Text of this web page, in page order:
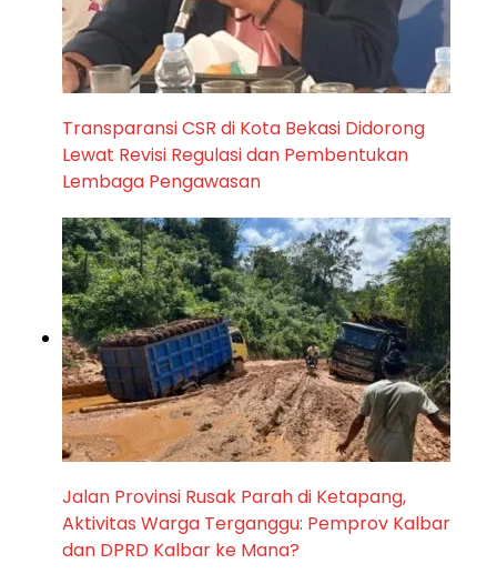
Transparansi CSR di Kota Bekasi Didorong
Lewat Revisi Regulasi dan Pembentukan
Lembaga Pengawasan
Jalan Provinsi Rusak Parah di Ketapang,
Aktivitas Warga Terganggu: Pemprov Kalbar
dan DPRD Kalbar ke Mana?